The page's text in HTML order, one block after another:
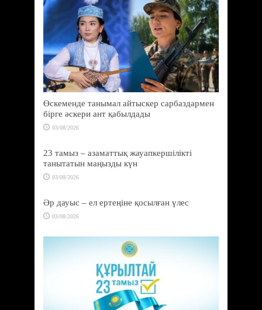
Өскеменде танымал айтыскер сарбаздармен
бірге әскери ант қабылдады
03/08/2026
23 тамыз – азаматтық жауапкершілікті
танытатын маңызды күн
03/08/2026
Әр дауыс – ел ертеңіне қосылған үлес
03/08/2026